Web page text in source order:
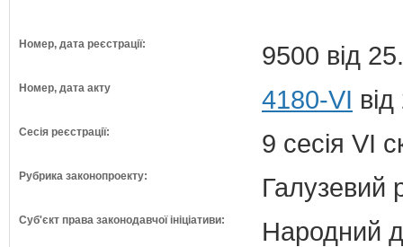
Номер, дата реєстрації: 9500 від
Номер, дата акту 4180-VI
Сесія реєстрації: 9 сесія VI
Рубрика законопроекту: Галузевий
Суб'єкт права законодавчої ініціативи: Народний